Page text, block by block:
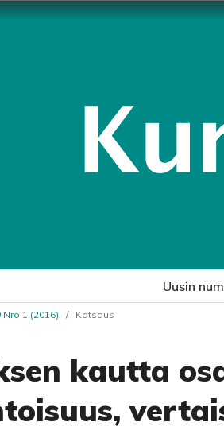
Uusin
Nro 1 (2016) / Katsaus
kautta